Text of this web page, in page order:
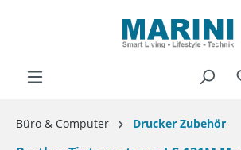
Büro & Computer Drucker Zubehör